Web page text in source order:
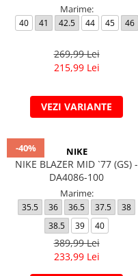
Marime:
40 41 42.5 44 45 46
269,99 Lei
215,99 Lei
VEZI VARIANTE
-40% NIKE
NIKE BLAZER MID `77 (GS) -
DA4086-100
Marime:
35.5 36 36.5 37.5
38
38.5
39 40
389,99 Lei
233,99 Lei